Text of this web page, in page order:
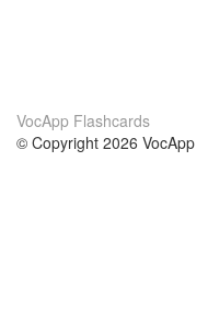
VocApp Flashcards
© Copyright 2026 VocApp